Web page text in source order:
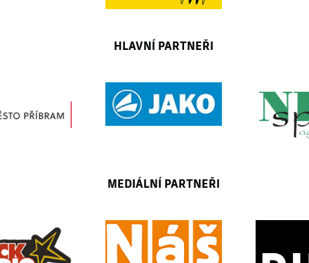
HLAVNÍ PARTNEŘI
MEDIÁLNÍ PARTNEŘI